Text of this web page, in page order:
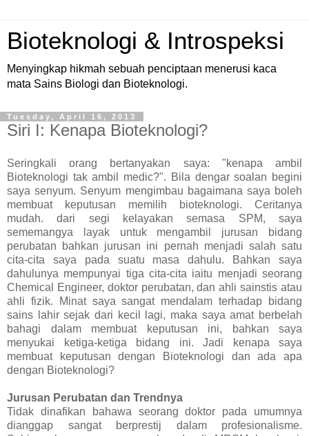
Bioteknologi & Introspeksi
Menyingkap hikmah sebuah penciptaan menerusi kaca
mata Sains Biologi dan Bioteknologi.
Tuesday, April 16, 2013
Siri I: Kenapa Bioteknologi?
Seringkali orang bertanyakan saya: "kenapa ambil
Bioteknologi tak ambil medic?". Bila dengar soalan begini
saya senyum. Senyum mengimbau bagaimana saya boleh
membuat keputusan memilih bioteknologi. Ceritanya
mudah. dari segi kelayakan semasa SPM, saya
sememangya layak untuk mengambil jurusan bidang
perubatan bahkan jurusan ini pernah menjadi salah satu
cita-cita saya pada suatu masa dahulu. Bahkan saya
dahulunya mempunyai tiga cita-cita iaitu menjadi seorang
Chemical Engineer, doktor perubatan, dan ahli sainstis atau
ahli fizik. Minat saya sangat mendalam terhadap bidang
sains lahir sejak dari kecil lagi, maka saya amat berbelah
bahagi dalam membuat keputusan ini, bahkan saya
menyukai ketiga-ketiga bidang ini. Jadi kenapa saya
membuat keputusan dengan Bioteknologi dan ada apa
dengan Bioteknologi?
Jurusan Perubatan dan Trendnya
Tidak dinafikan bahawa seorang doktor pada umumnya
dianggap sangat berprestij dalam profesionalisme.